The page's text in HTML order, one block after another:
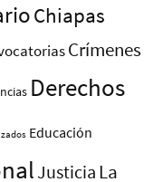
Chiapas
Crímenes
Derechos
Educación
Justicia La